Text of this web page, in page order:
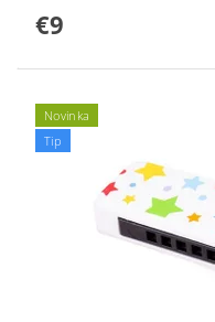
€9
Novinka
Tip